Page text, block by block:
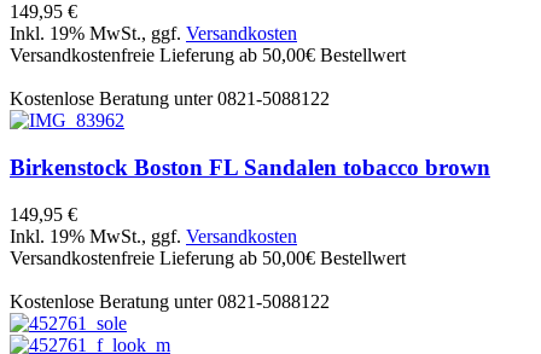
149,95 €
Inkl. 19% MwSt., ggf. Versandkosten
Versandkostenfreie Lieferung ab 50,00€ Bestellwert
Kostenlose Beratung unter 0821-5088122
Birkenstock Boston FL Sandalen tobacco brown
149,95 €
Inkl. 19% MwSt., ggf. Versandkosten
Versandkostenfreie Lieferung ab 50,00€ Bestellwert
Kostenlose Beratung unter 0821-5088122